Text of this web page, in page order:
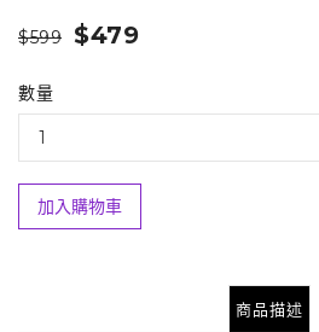
$599 $479
數量
加入購物車
商品描述